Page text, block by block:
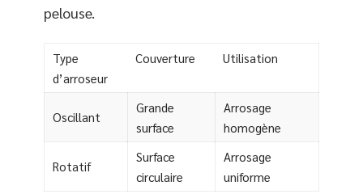
pelouse.
Type
d’arroseur
Couverture Utilisation
Oscillant
Grande
surface
Arrosage
homogène
Rotatif
Surface
circulaire
Arrosage
uniforme